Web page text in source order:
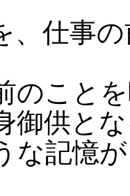
仕事
こと
御供と
な記憶